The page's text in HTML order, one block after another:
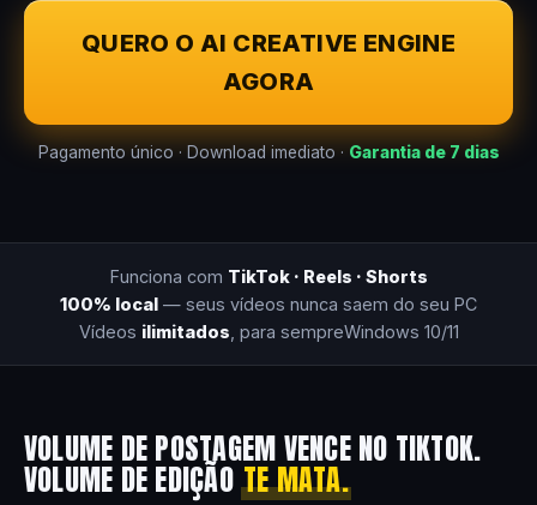
QUERO O AI CREATIVE ENGINE
AGORA
Pagamento único · Download imediato · Garantia de 7 dias
Funciona com TikTok · Reels · Shorts
100% local — seus vídeos nunca saem do seu PC
Vídeos ilimitados , para sempreWindows 10/11
VOLUME DE POSTAGEM VENCE NO TIKTOK.
VOLUME DE EDIÇÃOTE MATA.